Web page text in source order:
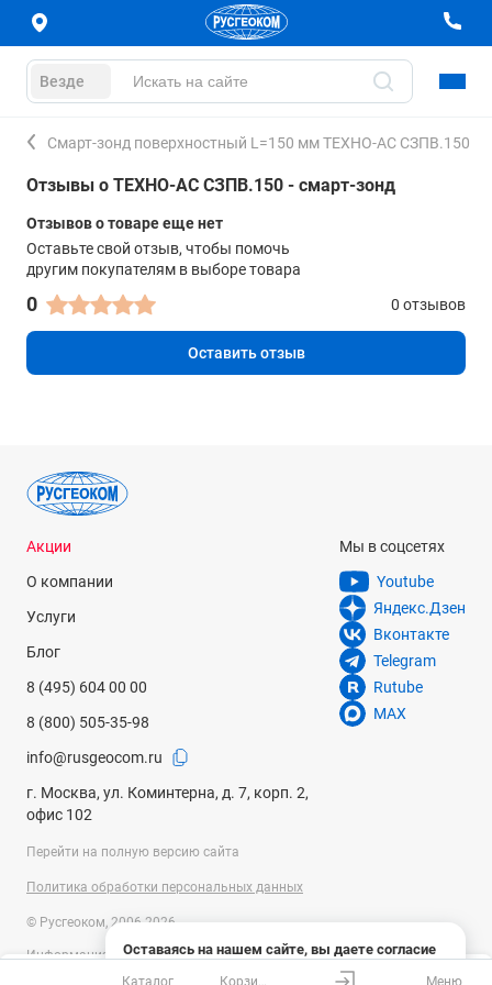
Везде
Смарт-зонд поверхностный L=150 мм ТЕХНО-АС СЗПВ.150
Отзывы о ТЕХНО-АС СЗПВ.150 - смарт-зонд
Отзывов о товаре еще нет
Оставьте свой отзыв, чтобы помочь
другим покупателям в выборе товара
0 0 отзывов
Оставить отзыв
Оставаясь на нашем сайте, вы даете согласие
на использование файлов cookies и сбор данных
Акции
О компании
Услуги
Блог
8 (495) 604 00 00
8 (800) 505-35-98
info@rusgeocom.ru
г. Москва, ул. Коминтерна, д. 7, корп. 2,
офис 102
Мы в соцсетях
Youtube
Яндекс.Дзен
Вконтакте
Telegram
Rutube
MAX
Перейти на полную версию сайта
Политика обработки персональных данных
© Русгеоком, 2006-2026
Информация на сайте носит справочный характер и не является
публичной офертой, определяемой положениями Статьи 437
Каталог Меню